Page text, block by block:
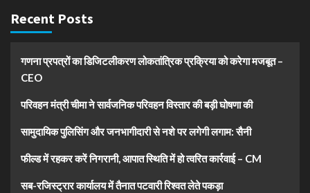
Recent Posts
गणना प्रपत्रों का डिजिटलीकरण लोकतांत्रिक प्रक्रिया को करेगा मजबूत –
CEO
परिवहन मंत्री चीमा ने सार्वजनिक परिवहन विस्तार की बड़ी घोषणा की
सामुदायिक पुलिसिंग और जनभागीदारी से नशे पर लगेगी लगाम: सैनी
फील्ड में रहकर करें निगरानी, आपात स्थिति में हो त्वरित कार्रवाई – CM
सब-रजिस्ट्रार कार्यालय में तैनात पटवारी रिश्वत लेते पकड़ा